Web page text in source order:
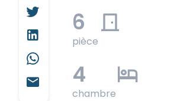
6
pièce
4
chambre